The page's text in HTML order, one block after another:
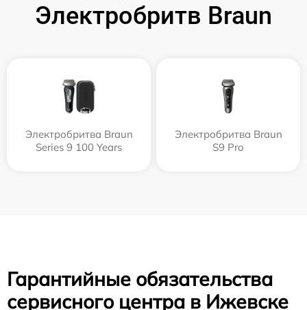
Электробритв Braun
Электробритва Braun
Series 9 100 Years
Электробритва Braun
S9 Pro
Гарантийные обязательства
сервисного центра в Ижевске